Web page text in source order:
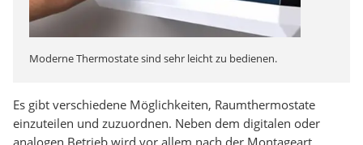
Moderne Thermostate sind sehr leicht zu bedienen.
Es gibt verschiedene Möglichkeiten, Raumthermostate
einzuteilen und zuzuordnen. Neben dem digitalen oder
analogen Betrieb wird vor allem nach der Montageart